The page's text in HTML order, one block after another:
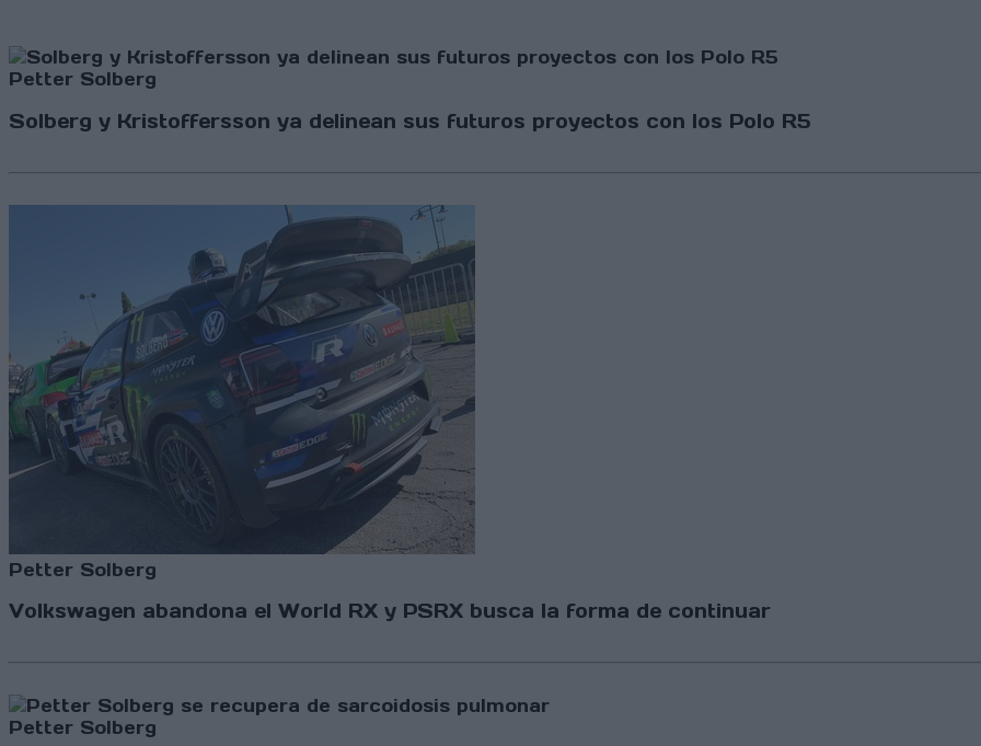
Petter Solberg
Solberg y Kristoffersson ya delinean sus futuros proyectos con los Polo R5
Petter Solberg
Volkswagen abandona el World RX y PSRX busca la forma de continuar
Petter Solberg